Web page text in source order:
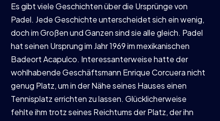
Es gibt viele Geschichten über die Ursprünge von
Padel. Jede Geschichte unterscheidet sich ein wenig,
doch im Großen und Ganzen sind sie alle gleich. Padel
hat seinen Ursprung im Jahr 1969 im mexikanischen
Badeort Acapulco. Interessanterweise hatte der
wohlhabende Geschäftsmann Enrique Corcuera nicht
genug Platz, um in der Nähe seines Hauses einen
Tennisplatz errichten zu lassen. Glücklicherweise
fehlte ihm trotz seines Reichtums der Platz, der ihn